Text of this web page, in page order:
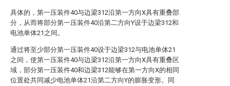
具体的，第一压装件40与边梁312沿第一方向X具有重叠部
分，从而将部分第一压装件40沿第二方向Y设于边梁312和
电池单体21之间。
通过将至少部分第一压装件40设于边梁312与电池单体21
之间，使第一压装件40与边梁312沿第一方向X具有重叠区
域，部分第一压装件40和边梁312能够在第一方向X的相同
位置处共同减少电池单体21沿第二方向Y的膨胀变形。同